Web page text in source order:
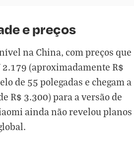
e preços
na China, com preços que
2.179 (aproximadamente R$
de 55 polegadas e chegam a
R$ 3.300) para a versão de
ainda não revelou planos